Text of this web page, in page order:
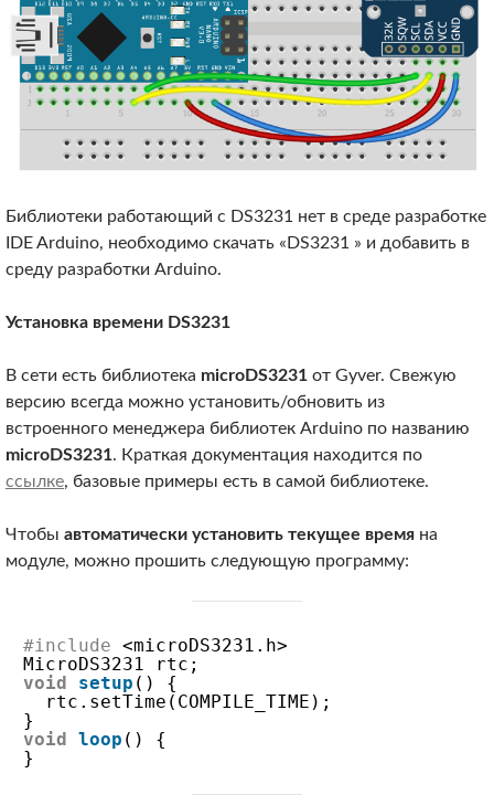
Библиотеки работающий с DS3231 нет в среде разработке
IDE Arduino, необходимо скачать «DS3231 » и добавить в
среду разработки Arduino.
Установка времени DS3231
В сети есть библиотека microDS3231 от Gyver. Свежую
версию всегда можно установить/обновить из
встроенного менеджера библиотек Arduino по названию
microDS3231. Краткая документация находится по
ссылке, базовые примеры есть в самой библиотеке.
Чтобы автоматически установить текущее время на
модуле, можно прошить следующую программу:
#include <microDS3231.h>
MicroDS3231 rtc;
void
setup () {
rtc.setTime(COMPILE_TIME);
}
void loop () {
}